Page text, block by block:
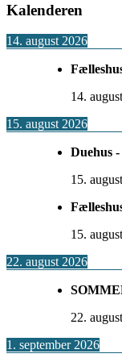
Kalenderen
14. august 2026
14.
15. august 2026
Duehus
15.
15.
22. august 2026
22.
1. september 2026